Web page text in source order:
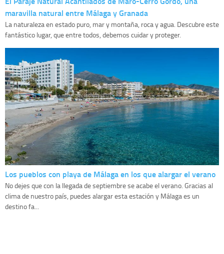
maravilla natural entre Málaga y Granada
La naturaleza en estado puro, mar y montaña, roca y agua. Descubre este
fantástico lugar, que entre todos, debemos cuidar y proteger.
Los pueblos con playa de Málaga en los que alargar el verano
No dejes que con la llegada de septiembre se acabe el verano. Gracias al
clima de nuestro país, puedes alargar esta estación y Málaga es un
destino fa...